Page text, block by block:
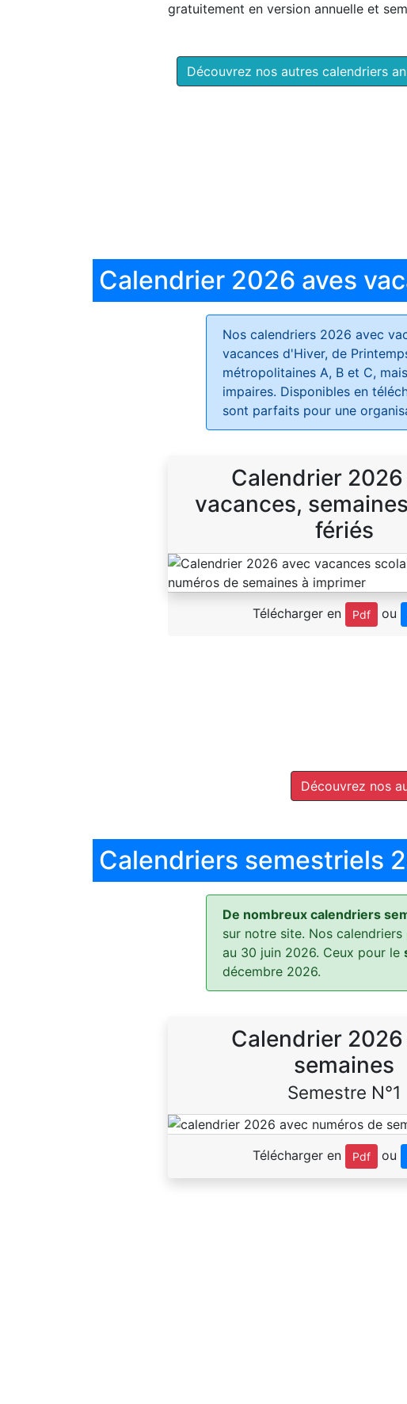
gratuitement en version annuelle et
Découvrez nos autres calendriers
Calendrier 2026 aves
Nos calendriers 2026 avec
vacances d'Hiver, de
métropolitaines A, B et C,
impaires. Disponibles en
sont parfaits pour une
Calendrier 2026
vacances,
fériés
Télécharger en Pdf ou
Découvrez nos
Calendriers semestriels
De nombreux calendriers
sur notre site. Nos
au 30 juin 2026. Ceux pour le
décembre 2026.
Calendrier 2026
semaines
Semestre N°1
Télécharger en Pdf ou